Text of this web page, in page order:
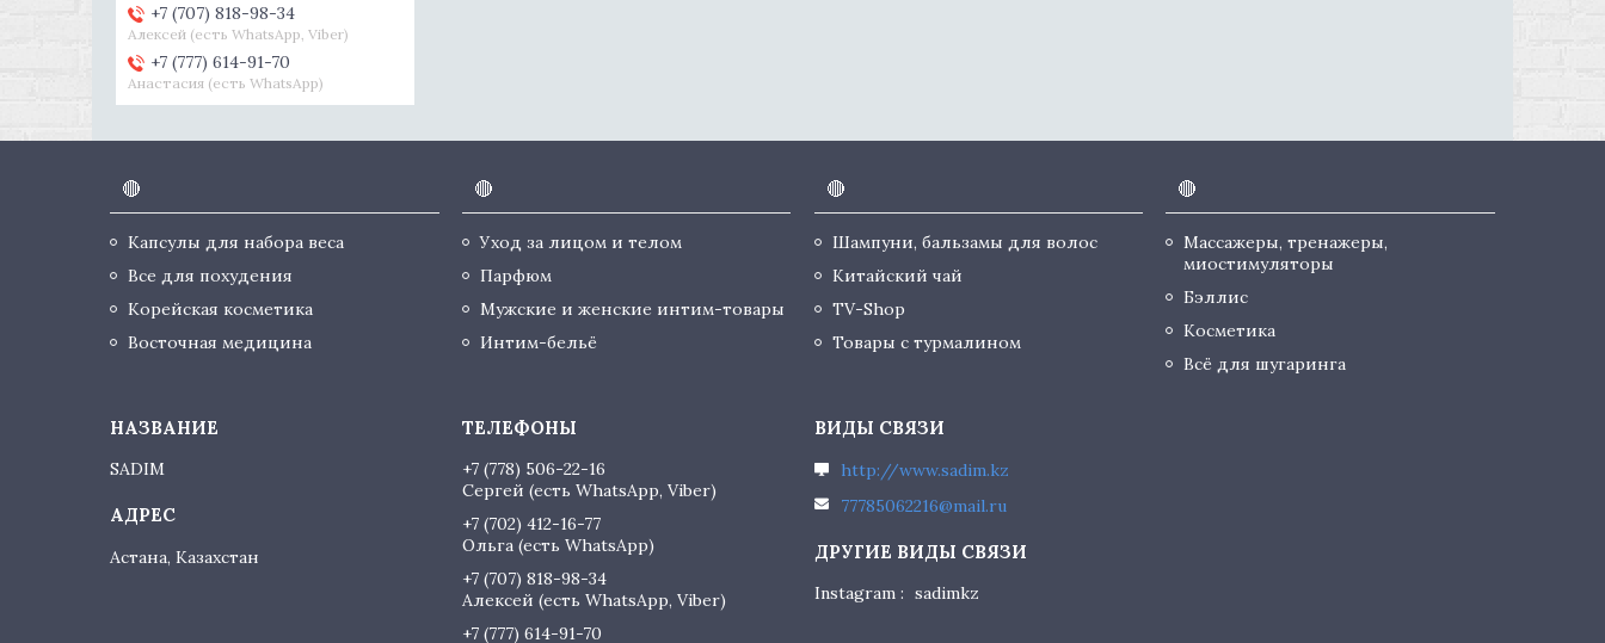
+7 (707) 818-98-34
Алексей (есть WhatsApp, Viber)
+7 (777) 614-91-70
Анастасия (есть WhatsApp)
🔴
Капсулы для набора веса
Все для похудения
Корейская косметика
Восточная медицина
🔴
Уход за лицом и телом
Парфюм
Мужские и женские интим-товары
Интим-бельё
🔴
Шампуни, бальзамы для волос
Китайский чай
TV-Shop
Товары с турмалином
🔴
Массажеры, тренажеры,
миостимуляторы
Бэллис
Косметика
Всё для шугаринга
SADIM
Астана, Казахстан
+7 (778) 506-22-16
Сергей (есть WhatsApp, Viber)
+7 (702) 412-16-77
Ольга (есть WhatsApp)
+7 (707) 818-98-34
Алексей (есть WhatsApp, Viber)
+7 (777) 614-91-70
http://www.sadim.kz
77785062216@mail.ru
Instagram sadimkz